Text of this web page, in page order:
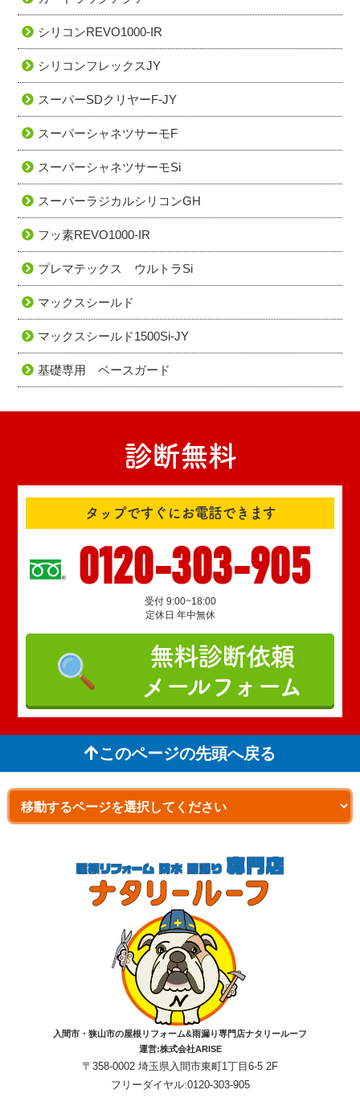
シリコンREVO1000-IR
シリコンフレックスJY
スーパーSDクリヤーF-JY
スーパーシャネツサーモF
スーパーシャネツサーモSi
スーパーラジカルシリコンGH
フッ素REVO1000-IR
プレマテックス ウルトラSi
マックスシールド
マックスシールド1500Si-JY
基礎専用 ベースガード
診断無料
タップですぐにお電話できます
0120-303-905
受付 9:00~18:00
定休日 年中無休
無料診断依頼
メールフォーム
このページの先頭へ戻る
入間市・狭山市の屋根リフォーム&雨漏り専門店ナタリールーフ
運営:株式会社ARISE
〒358-0002 埼玉県入間市東町1丁目6-5 2F
フリーダイヤル:0120-303-905